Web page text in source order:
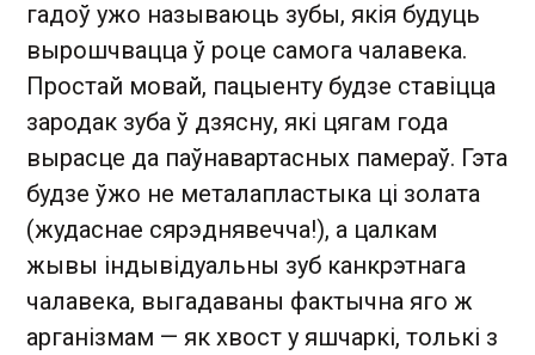
гадоў ужо называюць зубы, якія будуць
вырошчвацца ў роце самога чалавека.
Простай мовай, пацыенту будзе ставіцца
зародак зуба ў дзясну, які цягам года
вырасце да паўнавартасных памераў. Гэта
будзе ўжо не металапластыка ці золата
(жудаснае сярэднявечча!), а цалкам
жывы індывідуальны зуб канкрэтнага
чалавека, выгадаваны фактычна яго ж
арганізмам — як хвост у яшчаркі, толькі з